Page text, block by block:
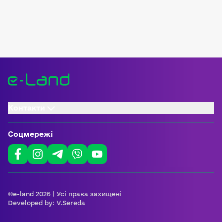
Соцмережі
©e-land 2026 | Усі права захищені
Developed by: V.Sereda